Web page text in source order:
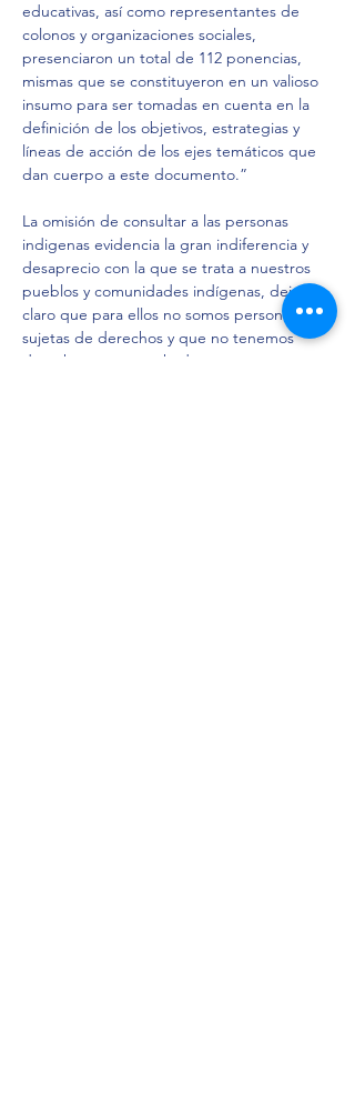
educativas, así como representantes de
colonos y organizaciones sociales,
presenciaron un total de 112 ponencias,
mismas que se constituyeron en un valioso
insumo para ser tomadas en cuenta en la
definición de los objetivos, estrategias y
líneas de acción de los ejes temáticos que
dan cuerpo a este documento.”
La omisión de consultar a las personas
indigenas evidencia la gran indiferencia y
desaprecio con la que se trata a nuestros
pueblos y comunidades indígenas, dejando
claro que para ellos no somos personas
sujetas de derechos y que no tenemos
derecho a ser escuchadas.